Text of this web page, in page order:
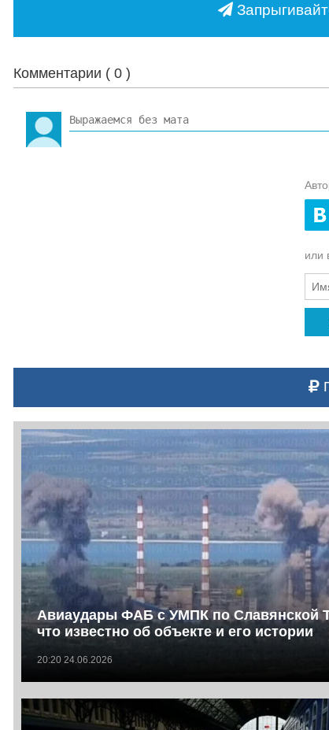
Комментарии ( 0 )
или
Авиаудары ФАБ с УМПК по Славянской
что известно об объекте и его истории
20:20 24.06.2026